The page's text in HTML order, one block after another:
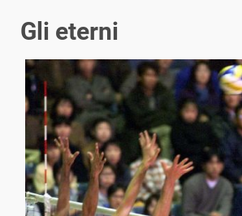
Gli eterni